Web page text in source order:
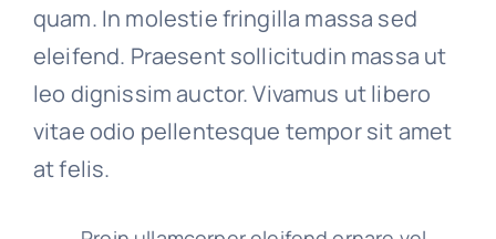
quam. In molestie fringilla massa sed
eleifend. Praesent sollicitudin massa ut
leo dignissim auctor. Vivamus ut libero
vitae odio pellentesque tempor sit amet
at felis.